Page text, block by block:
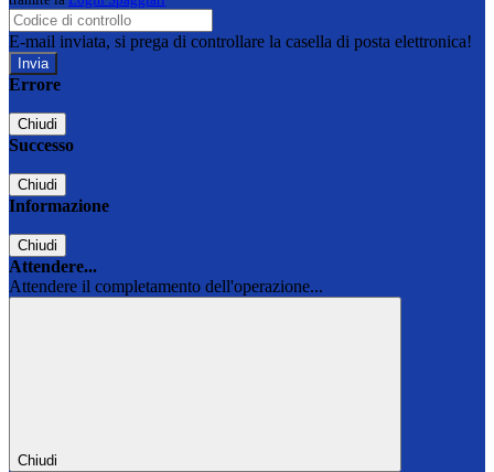
E-mail inviata, si prega di controllare la casella di posta elettronica!
Errore
Chiudi
Successo
Chiudi
Informazione
Chiudi
Attendere...
Attendere il completamento dell'operazione...
Chiudi